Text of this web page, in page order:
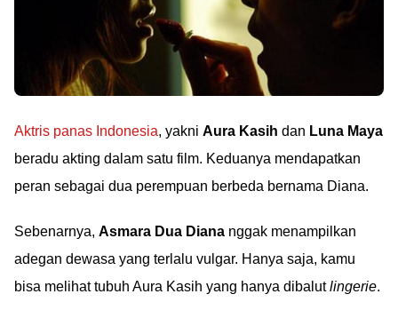
Aktris panas Indonesia, yakni Aura Kasih dan Luna Maya
beradu akting dalam satu film. Keduanya mendapatkan
peran sebagai dua perempuan berbeda bernama Diana.
Sebenarnya, Asmara Dua Diana nggak menampilkan
adegan dewasa yang terlalu vulgar. Hanya saja, kamu
bisa melihat tubuh Aura Kasih yang hanya dibalutlingerie.